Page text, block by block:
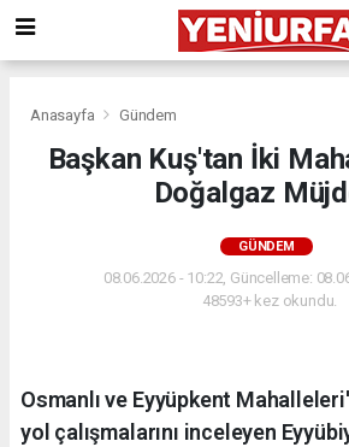
Anasayfa Gündem
Başkan Kuş'tan İki
Doğalgaz
GÜNDEM
08.06.2026 - 10:22, Güncelleme:
48593+ kez okundu.
Osmanlı ve Eyyüpkent
yol çalışmalarını inceleyen